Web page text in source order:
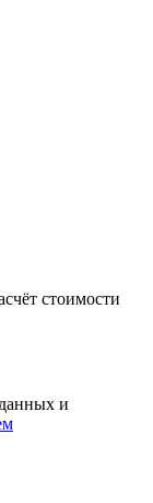
стоимости
и